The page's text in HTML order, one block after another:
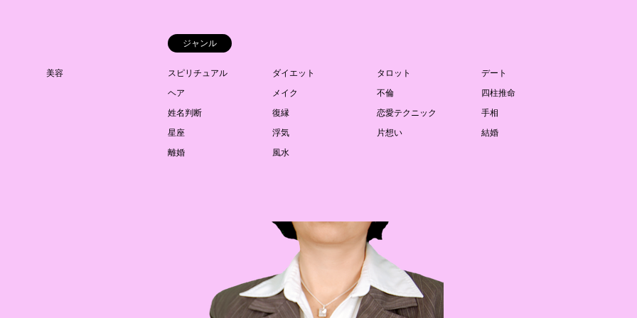
美容
ジャンル
スピリチュアル ダイエット タロット
デート
ヘア
メイク 不倫
四柱推命
姓名判断
復縁 恋愛テクニック
手相
星座
浮気 片想い
結婚
離婚
風水